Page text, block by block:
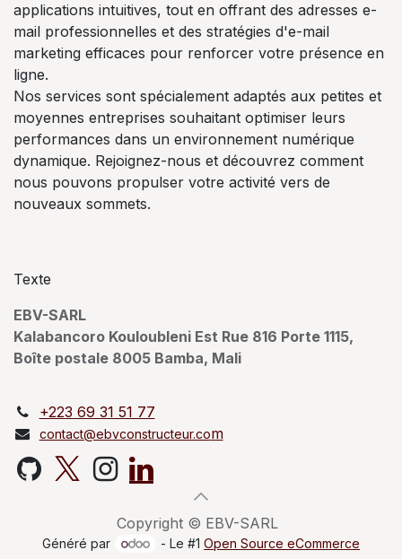
applications intuitives, tout en offrant des adresses e-
mail professionnelles et des stratégies d'e-mail
marketing efficaces pour renforcer votre présence en
ligne.
Nos services sont spécialement adaptés aux petites et
moyennes entreprises souhaitant optimiser leurs
performances dans un environnement numérique
dynamique. Rejoignez-nous et découvrez comment
nous pouvons propulser votre activité vers de
nouveaux sommets.
Texte
EBV-SARL
Kalabancoro Kouloubleni Est Rue 816 Porte 1115,
Boîte postale 8005 Bamba, Mali
+223 69 31 51 77
contact@ebvconstructeur.com
Copyright © EBV-SARL
Généré par - Le #1Open Source eCommerce